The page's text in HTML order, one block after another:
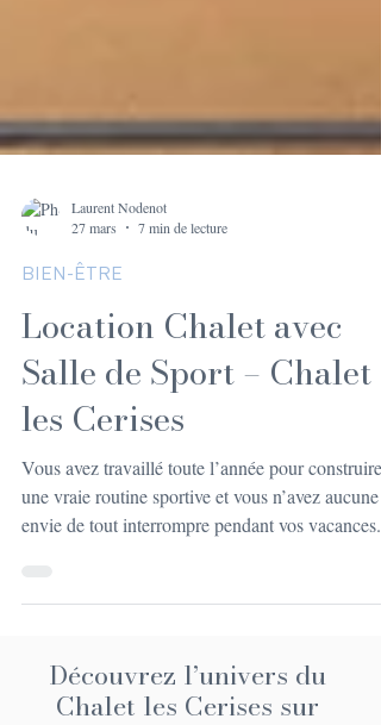
27 mars
BIEN-ÊTRE
Location Chalet avec
Salle de Sport – Chalet
les Cerises
Vous avez travaillé toute l’année pour construire
une vraie routine sportive et vous n’avez aucune
Pourtant, entre les transports, le changement de
qu’une location chalet avec salle de sport change
tout. En réunissant hébergement chaleureux,